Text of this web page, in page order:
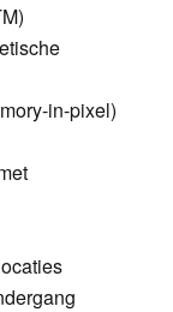
in-pixel)